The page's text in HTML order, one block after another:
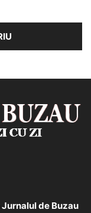
Jurnalul de Buzau